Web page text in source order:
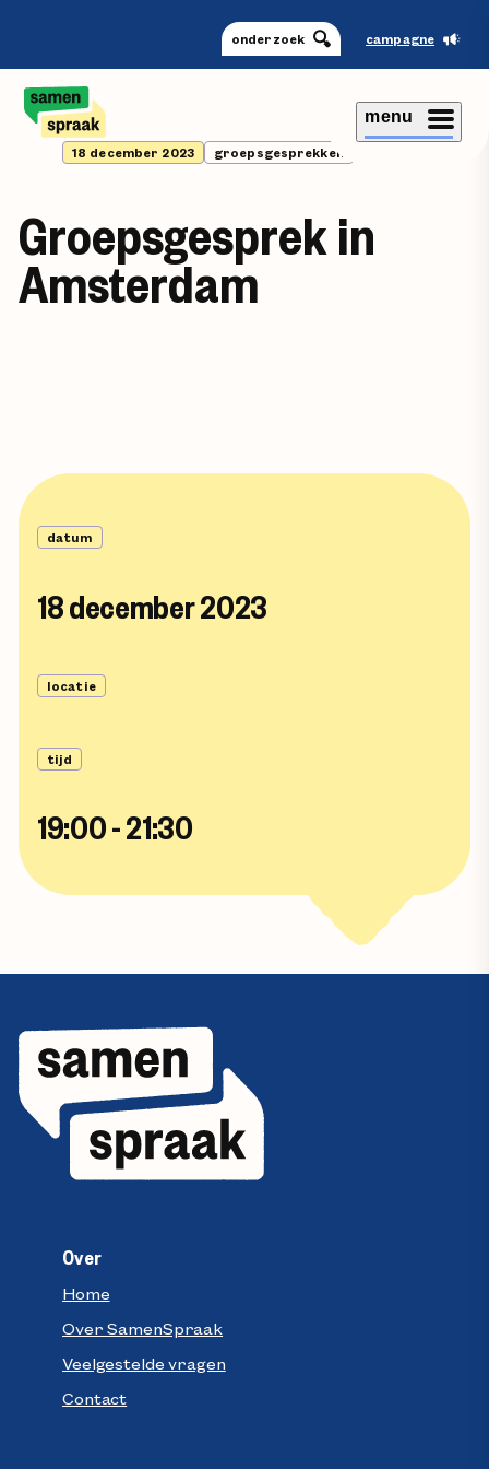
onderzoek campagne
menu
18 december 2023 groepsgesprekken
Groepsgesprek in
Amsterdam
datum
18 december 2023
locatie
tijd
19:00 - 21:30
Over
Home
Over SamenSpraak
Veelgestelde vragen
Contact